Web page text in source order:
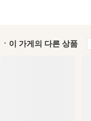
ㆍ이 가게의 다른 상품